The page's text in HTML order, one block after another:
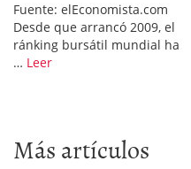
Fuente: elEconomista.com
Desde que arrancó 2009, el
ránking bursátil mundial ha
… Leer
Más artículos